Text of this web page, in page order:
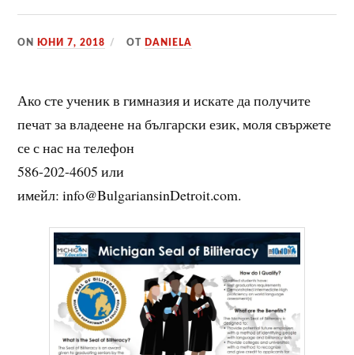
ON ЮНИ 7, 2018 ОТ DANIELA
Ако сте ученик в гимназия и искате да получите
печат за владеене на български език, моля свържете
се с нас на телефон
586-202-4605 или
имейл: info@BulgariansinDetroit.com.